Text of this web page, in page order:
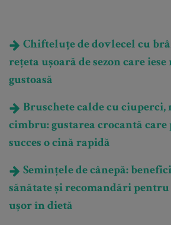
Chifteluțe de dovlecel cu
rețeta ușoară de sezon care
gustoasă
Bruschete calde cu ciuperci,
cimbru: gustarea crocantă
succes o cină rapidă
Semințele de cânepă:
sănătate și recomandări
ușor în dietă